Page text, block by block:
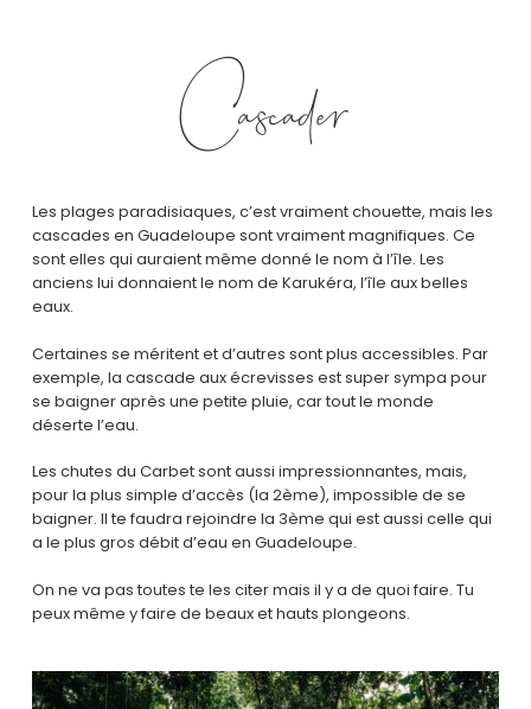
Cascader
Les plages paradisiaques, c’est vraiment chouette, mais les
cascades en Guadeloupe sont vraiment magnifiques. Ce
sont elles qui auraient même donné le nom à l’île. Les
anciens lui donnaient le nom de Karukéra, l’île aux belles
eaux.
Certaines se méritent et d’autres sont plus accessibles. Par
exemple, la cascade aux écrevisses est super sympa pour
se baigner après une petite pluie, car tout le monde
déserte l’eau.
Les chutes du Carbet sont aussi impressionnantes, mais,
pour la plus simple d’accès (la 2ème), impossible de se
baigner. Il te faudra rejoindre la 3ème qui est aussi celle qui
a le plus gros débit d’eau en Guadeloupe.
On ne va pas toutes te les citer mais il y a de quoi faire. Tu
peux même y faire de beaux et hauts plongeons.